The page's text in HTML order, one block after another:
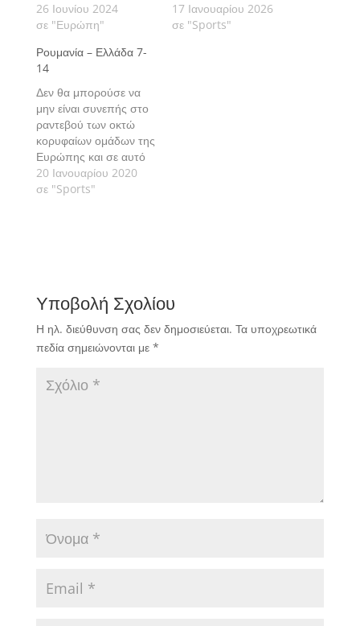
26 Ιουνίου 2024
σε "Ευρώπη"
17 Ιανουαρίου 2026
σε "Sports"
Ρουμανία – Ελλάδα 7-
14
Δεν θα μπορούσε να
μην είναι συνεπής στο
ραντεβού των οκτώ
κορυφαίων ομάδων της
Ευρώπης και σε αυτό
το 34ο Ευρωπαϊκό
πρωτάθλημα στη
20 Ιανουαρίου 2020
σε "Sports"
Υποβολή Σχολίου
Η ηλ. διεύθυνση σας δεν δημοσιεύεται. Τα υποχρεωτικά
πεδία σημειώνονται με *